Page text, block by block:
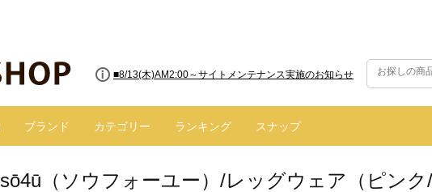
■8/13(木)AM2:00～サイトメンテナンス実施のお知らせ
ブランド カテゴリー ランキング スナップ
sō4ū（ソウフォーユー）/レッグウェア（ピンク/